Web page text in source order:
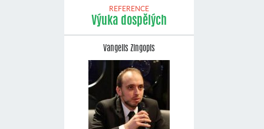
REFERENCE
Výuka dospělých
Vangelis Zingopis